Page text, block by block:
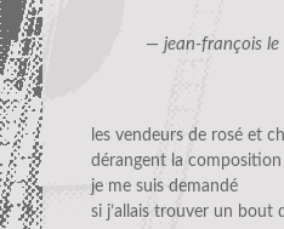
— jean-françois le
les vendeurs de rosé et
dérangent la composition
je me suis demandé
si j’allais trouver un bout